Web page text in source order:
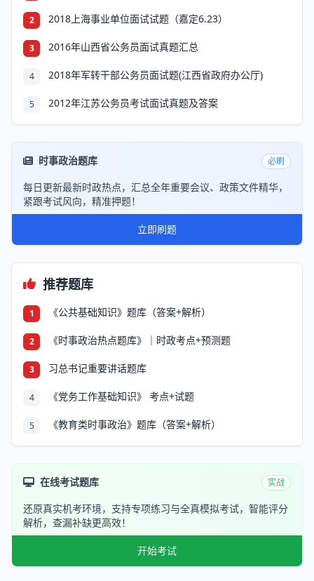
2 2018上海事业单位面试试题（嘉定6.23）
3 2016年山西省公务员面试真题汇总
4 2018年军转干部公务员面试题(江西省政府办公厅)
5 2012年江苏公务员考试面试真题及答案
时事政治题库 必刷
每日更新最新时政热点，汇总全年重要会议、政策文件精华，
紧跟考试风向，精准押题！
立即刷题
推荐题库
1 《公共基础知识》题库（答案+解析）
2 《时事政治热点题库》｜时政考点+预测题
3 习总书记重要讲话题库
4 《党务工作基础知识》 考点+试题
5 《教育类时事政治》题库（答案+解析）
在线考试题库 实战
还原真实机考环境，支持专项练习与全真模拟考试，智能评分
解析，查漏补缺更高效！
开始考试